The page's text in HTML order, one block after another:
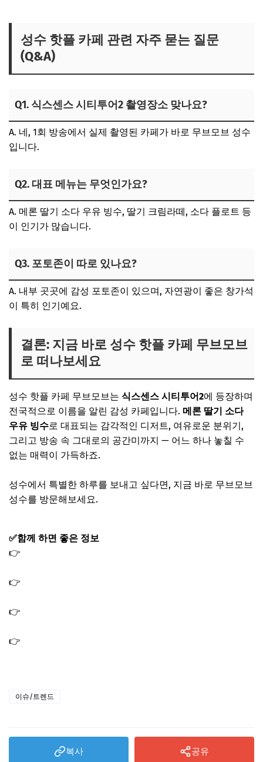
성수 핫플 카페 관련 자주 묻는 질문
(Q&A)
Q1. 식스센스 시티투어2 촬영장소 맞나요?
A. 네, 1회 방송에서 실제 촬영된 카페가 바로 무브모브 성수
입니다.
Q2. 대표 메뉴는 무엇인가요?
A. 메론 딸기 소다 우유 빙수, 딸기 크림라떼, 소다 플로트 등
이 인기가 많습니다.
Q3. 포토존이 따로 있나요?
A. 내부 곳곳에 감성 포토존이 있으며, 자연광이 좋은 창가석
이 특히 인기예요.
결론: 지금 바로 성수 핫플 카페 무브모브
로 떠나보세요
성수 핫플 카페 무브모브는 식스센스 시티투어2에 등장하며
전국적으로 이름을 알린 감성 카페입니다. 메론 딸기 소다
우유 빙수로 대표되는 감각적인 디저트, 여유로운 분위기,
그리고 방송 속 그대로의 공간미까지 — 어느 하나 놓칠 수
없는 매력이 가득하죠.
성수에서 특별한 하루를 보내고 싶다면, 지금 바로 무브모브
성수를 방문해보세요.
✅함께 하면 좋은 정보
👉
👉
👉
👉
이슈/트렌드
복사 공유